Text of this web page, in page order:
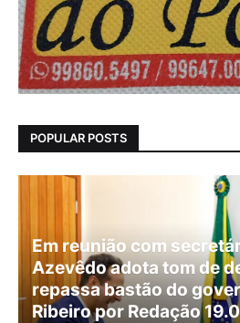
POPULAR POSTS
Em reunião com
Azevêdo adota tom de
repassa bastão do
Ribeiro por Redação